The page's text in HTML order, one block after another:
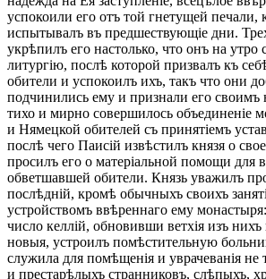
успокоили его отъ той гнетущей печали,
испытывалъ въ предшествующіе дни.
укрѣпилъ его настолько, что онъ на утро
литургію, послѣ которой призвалъ къ
обители и успокоилъ ихъ, такъ что они
подчинились ему и признали его своимъ
тихо и мирно совершилось объединеніе
и Нямецкой обителей съ принятіемъ
послѣ чего Паисій извѣстилъ князя о
просилъ его о матеріальной помощи для
обветшавшей обители. Князь уважилъ
послѣдній, кромѣ обычныхъ своихъ
устройствомъ ввѣреннаго ему
число келлій, обновивши ветхія изъ
новыя, устроилъ помѣстительную
служила для помѣщенія и уврачеванія не
и престарѣлыхъ странниковъ, слѣпыхъ,